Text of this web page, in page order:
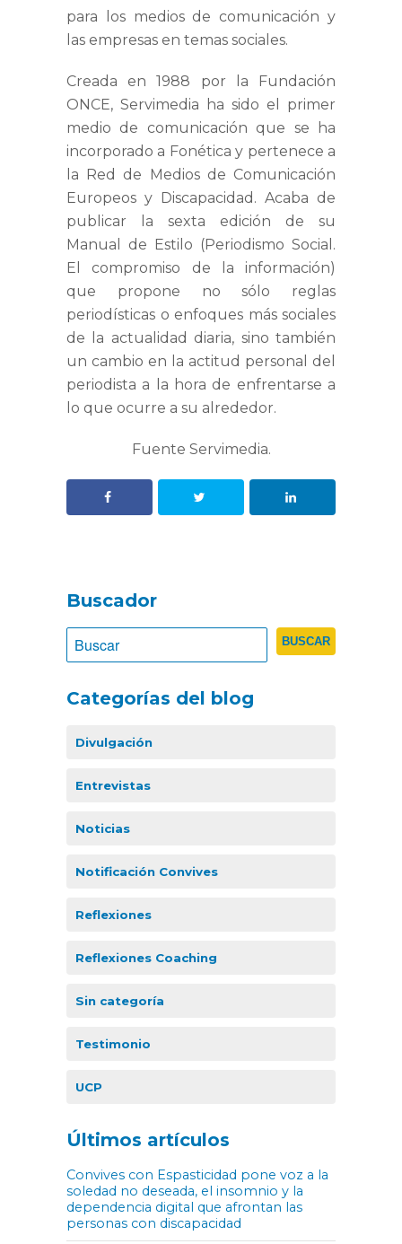
para los medios de comunicación y
las empresas en temas sociales.
Creada en 1988 por la Fundación
ONCE, Servimedia ha sido el primer
medio de comunicación que se ha
incorporado a Fonética y pertenece a
la Red de Medios de Comunicación
Europeos y Discapacidad. Acaba de
publicar la sexta edición de su
Manual de Estilo (Periodismo Social.
El compromiso de la información)
que propone no sólo reglas
periodísticas o enfoques más sociales
de la actualidad diaria, sino también
un cambio en la actitud personal del
periodista a la hora de enfrentarse a
lo que ocurre a su alrededor.
Fuente Servimedia.
Buscador
Categorías del blog
Divulgación
Entrevistas
Noticias
Notificación Convives
Reflexiones
Reflexiones Coaching
Sin categoría
Testimonio
UCP
Últimos artículos
Convives con Espasticidad pone voz a la
soledad no deseada, el insomnio y la
dependencia digital que afrontan las
personas con discapacidad